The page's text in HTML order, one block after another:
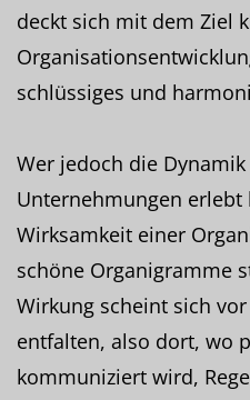
deckt sich mit dem Ziel
schlüssiges und
Wer jedoch die
Unternehmungen
Wirksamkeit einer
schöne Organigramme
Wirkung scheint sich
entfalten, also dort, wo
kommuniziert wird,